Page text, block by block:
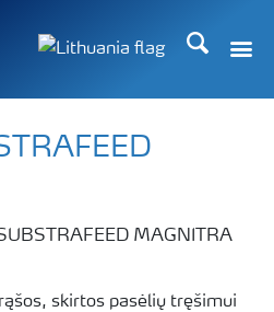
Ieškoti
skirtos pasėlių tręšimui